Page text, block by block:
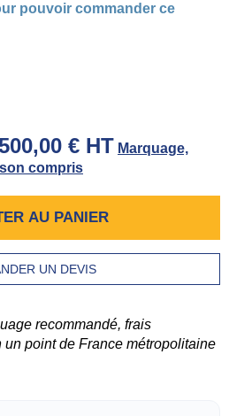
pouvoir commander ce
€ HT Marquage,
compris
AU PANIER
UN DEVIS
recommandé, frais
point de France métropolitaine